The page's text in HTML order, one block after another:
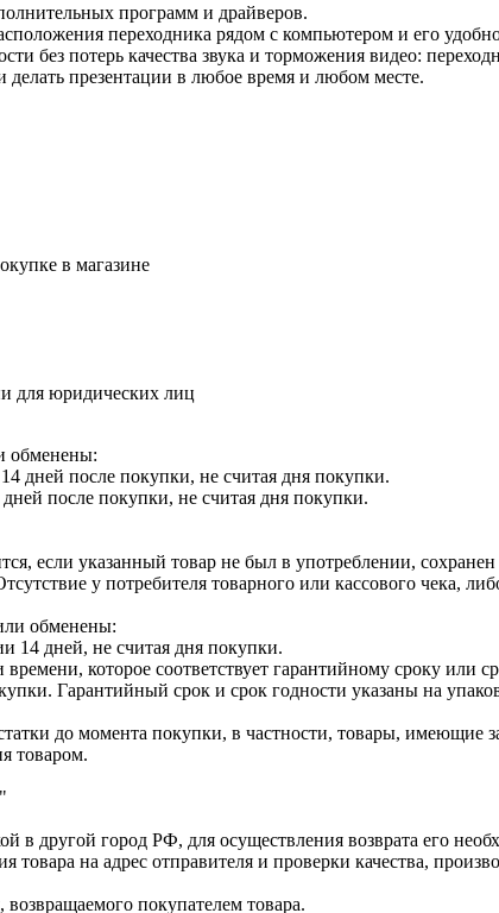
программ и драйверов.
переходника рядом с компьютером и его
без потерь качества звука и торможения видео:
презентации в любое время и любом месте.
в магазине
для юридических лиц
обменены:
дней после покупки, не считая дня покупки.
после покупки, не считая дня покупки.
если указанный товар не был в употреблении,
у потребителя товарного или кассового чека,
обменены:
14 дней, не считая дня покупки.
которое соответствует гарантийному сроку или
Гарантийный срок и срок годности указаны на
до момента покупки, в частности, товары, имеющие
товаром.
в другой город РФ, для осуществления возврата его
на адрес отправителя и проверки качества,
покупателем товара.